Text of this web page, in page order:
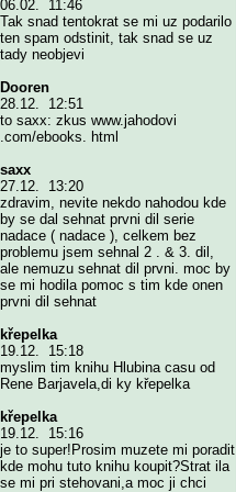
06.02. 11:46
Tak snad tentokrat se mi uz podarilo
ten spam odstinit, tak snad se uz
tady neobjevi
Dooren
28.12. 12:51
to saxx: zkus www.jahodovi
.com/ebooks. html
saxx
27.12. 13:20
zdravim, nevite nekdo nahodou kde
by se dal sehnat prvni dil serie
nadace ( nadace ), celkem bez
problemu jsem sehnal 2 . & 3. dil,
ale nemuzu sehnat dil prvni. moc by
se mi hodila pomoc s tim kde onen
prvni dil sehnat
křepelka
19.12. 15:18
myslim tim knihu Hlubina casu od
Rene Barjavela,di ky křepelka
křepelka
19.12. 15:16
je to super!Prosim muzete mi poradit
kde mohu tuto knihu koupit?Strat ila
se mi pri stehovani,a moc ji chci